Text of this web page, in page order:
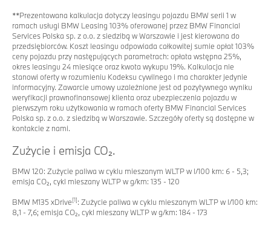
**Prezentowana kalkulacja dotyczy leasingu pojazdu BMW serii 1 w
ramach usługi BMW Leasing 103% oferowanej przez BMW Financial
Services Polska sp. z o.o. z siedzibą w Warszawie i jest kierowana do
przedsiębiorców. Koszt leasingu odpowiada całkowitej sumie opłat 103%
ceny pojazdu przy następujących parametrach: opłata wstępna 25%,
okres leasingu 24 miesiące oraz kwota wykupu 19%. Kalkulacja nie
stanowi oferty w rozumieniu Kodeksu cywilnego i ma charakter jedynie
informacyjny. Zawarcie umowy uzależnione jest od pozytywnego wyniku
weryfikacji prawnofinansowej klienta oraz ubezpieczenia pojazdu w
pierwszym roku użytkowania w ramach oferty BMW Financial Services
Polska sp. z o.o. z siedzibą w Warszawie. Szczegóły oferty są dostępne w
kontakcie z nami.
Zużycie i emisja CO₂.
BMW 120: Zużycie paliwa w cyklu mieszanym WLTP w l/100 km: 6 - 5,3;
emisja CO₂, cykl mieszany WLTP w g/km: 135 - 120
BMW M135 xDrive[1]: Zużycie paliwa w cyklu mieszanym WLTP w l/100 km:
8,1 - 7,6; emisja CO₂, cykl mieszany WLTP w g/km: 184 - 173